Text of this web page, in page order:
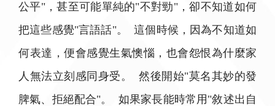
公平"，甚至可能單純的"不對勁"，卻不知道如何
把這些感覺"言語話"。 這個時候，因為不知道如
何表達，便會感覺生氣懊惱，也會怨恨為什麼家
人無法立刻感同身受。 然後開始"莫名其妙的發
脾氣、拒絕配合"。 如果家長能時常用"敘述出自